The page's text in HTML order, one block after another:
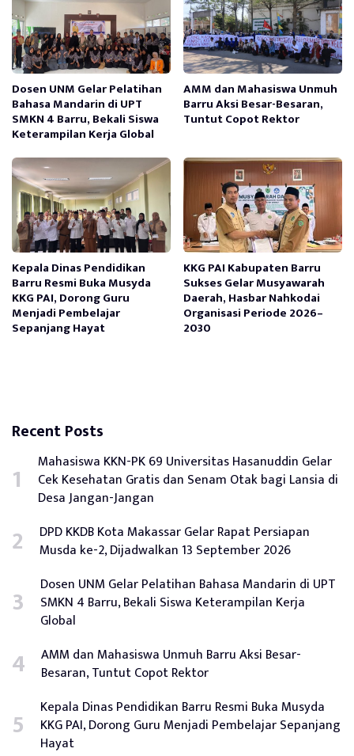
Dosen UNM Gelar Pelatihan
Bahasa Mandarin di UPT
SMKN 4 Barru, Bekali Siswa
Keterampilan Kerja Global
AMM dan Mahasiswa Unmuh
Barru Aksi Besar-Besaran,
Tuntut Copot Rektor
Kepala Dinas Pendidikan
Barru Resmi Buka Musyda
KKG PAI, Dorong Guru
Menjadi Pembelajar
Sepanjang Hayat
KKG PAI Kabupaten Barru
Sukses Gelar Musyawarah
Daerah, Hasbar Nahkodai
Organisasi Periode 2026–
2030
Recent Posts
Mahasiswa KKN-PK 69 Universitas Hasanuddin Gelar
Cek Kesehatan Gratis dan Senam Otak bagi Lansia di
Desa Jangan-Jangan
DPD KKDB Kota Makassar Gelar Rapat Persiapan
Musda ke-2, Dijadwalkan 13 September 2026
Dosen UNM Gelar Pelatihan Bahasa Mandarin di UPT
SMKN 4 Barru, Bekali Siswa Keterampilan Kerja
Global
AMM dan Mahasiswa Unmuh Barru Aksi Besar-
Besaran, Tuntut Copot Rektor
Kepala Dinas Pendidikan Barru Resmi Buka Musyda
KKG PAI, Dorong Guru Menjadi Pembelajar Sepanjang
Hayat